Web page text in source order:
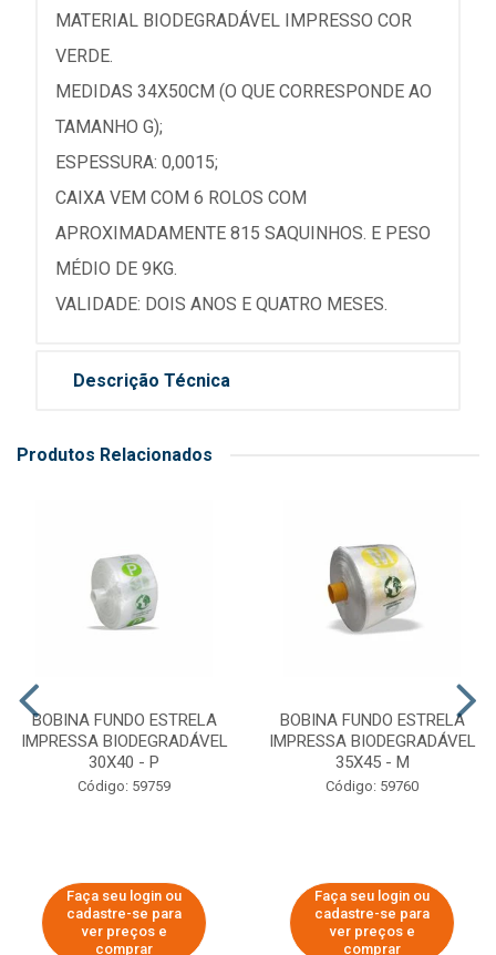
MATERIAL BIODEGRADÁVEL IMPRESSO COR
VERDE.
MEDIDAS 34X50CM (O QUE CORRESPONDE AO
TAMANHO G);
ESPESSURA: 0,0015;
CAIXA VEM COM 6 ROLOS COM
APROXIMADAMENTE 815 SAQUINHOS. E PESO
MÉDIO DE 9KG.
VALIDADE: DOIS ANOS E QUATRO MESES.
Descrição Técnica
Produtos Relacionados
BOBINA FUNDO ESTRELA
IMPRESSA BIODEGRADÁVEL
30X40 - P
Código: 59759
Faça seu login ou
cadastre-se para
ver preços e
comprar
BOBINA FUNDO ESTRELA
IMPRESSA BIODEGRADÁVEL
35X45 - M
Código: 59760
Faça seu login ou
cadastre-se para
ver preços e
comprar